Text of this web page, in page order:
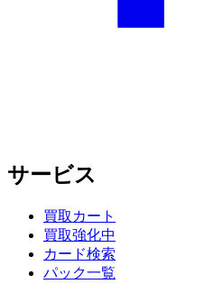
サービス
買取カート
買取強化中
カード検索
パック一覧